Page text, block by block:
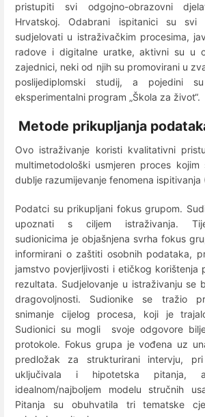
pristupiti svi odgojno-obrazovni
Hrvatskoj. Odabrani ispitanici su svi
sudjelovati u istraživačkim procesima,
radove i digitalne uratke, aktivni su u
zajednici, neki od njih su promovirani u
poslijediplomski studij, a pojedini
eksperimentalni program „Škola za život“.
Metode prikupljanja
Ovo istraživanje koristi kvalitativni
multimetodološki usmjeren proces
dublje razumijevanje fenomena ispitivanja
Podatci su prikupljani fokus grupom.
upoznati s ciljem istraživanja.
sudionicima je objašnjena svrha fokus
informirani o zaštiti osobnih podataka,
jamstvo povjerljivosti i etičkog korištenja
rezultata. Sudjelovanje u istraživanju se
dragovoljnosti. Sudionike se tražio
snimanje cijelog procesa, koji je
Sudionici su mogli svoje odgovore
protokole. Fokus grupa je vođena uz
predložak za strukturirani intervju,
uključivala i hipotetska
idealnom/najboljem modelu stručnih
Pitanja su obuhvatila tri tematske